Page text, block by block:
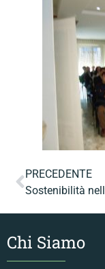
PRECEDENTE
Chi Siamo